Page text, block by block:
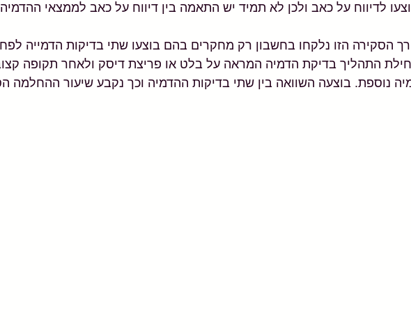
לדיווח על כאב ולכן לא תמיד יש התאמה בין דיווח על כאב לממצאי
הסקירה הזו נלקחו בחשבון רק מחקרים בהם בוצעו שתי בדיקות הדמייה
התהליך בדיקת הדמיה המראה על בלט או פריצת דיסק ולאחר תקופה
נוספת. בוצעה השוואה בין שתי בדיקות ההדמיה וכך נקבע שיעור ההחלמה